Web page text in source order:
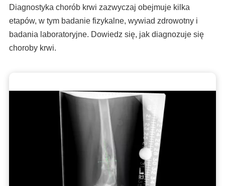
Diagnostyka chorób krwi zazwyczaj obejmuje kilka
etapów, w tym badanie fizykalne, wywiad zdrowotny i
badania laboratoryjne. Dowiedz się, jak diagnozuje się
choroby krwi.